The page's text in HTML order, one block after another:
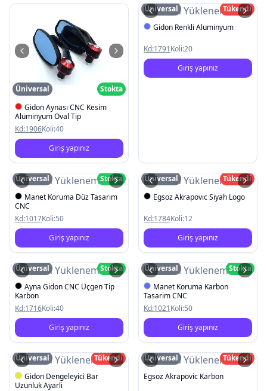
Üniversal
Stokta
Gidon Aynası CNC Kesim
Alüminyum Oval Tip
Kd:1906Koli:40
Giriş yapınız
Resim Yüklenemedi
Üniversal
Tükendi
Gidon Renkli Aluminyum
Kd:1791Koli:20
Giriş yapınız
Resim Yüklenemedi
Üniversal
Stokta
Manet Koruma Düz Tasarim
CNC
Kd:1017Koli:50
Giriş yapınız
Resim Yüklenemedi
Üniversal
Tükendi
Egsoz Akrapovic Siyah Logo
Kd:1784Koli:12
Giriş yapınız
Resim Yüklenemedi
Üniversal
Stokta
Ayna Gidon CNC Üçgen Tip
Karbon
Kd:1716Koli:40
Giriş yapınız
Resim Yüklenemedi
Üniversal
Stokta
Manet Koruma Karbon
Tasarim CNC
Kd:1021Koli:50
Giriş yapınız
Resim Yüklenemedi
Üniversal
Tükendi
Gidon Dengeleyici Bar
Uzunluk Ayarli
Resim Yüklenemedi
Üniversal
Tükendi
Egsoz Akrapovic Karbon